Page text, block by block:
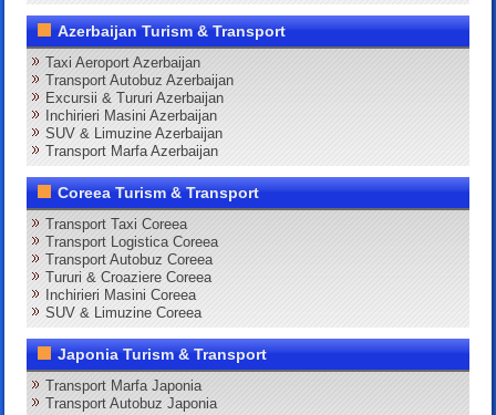
Azerbaijan Turism & Transport
Taxi Aeroport Azerbaijan
Transport Autobuz Azerbaijan
Excursii & Tururi Azerbaijan
Inchirieri Masini Azerbaijan
SUV & Limuzine Azerbaijan
Transport Marfa Azerbaijan
Coreea Turism & Transport
Transport Taxi Coreea
Transport Logistica Coreea
Transport Autobuz Coreea
Tururi & Croaziere Coreea
Inchirieri Masini Coreea
SUV & Limuzine Coreea
Japonia Turism & Transport
Transport Marfa Japonia
Transport Autobuz Japonia